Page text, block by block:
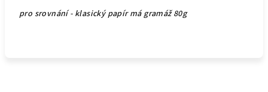
pro srovnání - klasický papír má gramáž 80g